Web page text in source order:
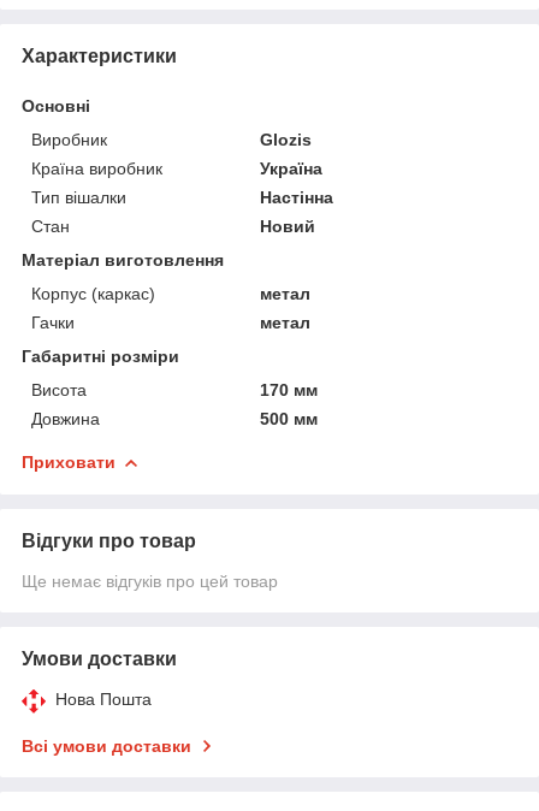
Характеристики
Основні
Виробник
Glozis
Країна виробник
Україна
Тип вішалки
Настінна
Стан
Новий
Матеріал виготовлення
Корпус (каркас)
метал
Гачки
метал
Габаритні розміри
Висота
170 мм
Довжина
500 мм
Приховати
Відгуки про товар
Ще немає відгуків про цей товар
Умови доставки
Нова Пошта
Всі умови доставки